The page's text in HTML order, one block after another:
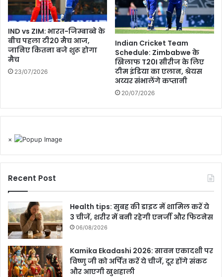
IND vs ZIM: भारत-जिम्बाब्वे के
बीच पहला टी20 मैच आज,
जानिए कितना बजे शुरू होगा
मैच
23/07/2026
Indian Cricket Team
Schedule: Zimbabwe के
खिलाफ T20I सीरीज के लिए
टीम इंडिया का एलान, श्रेयस
अय्यर संभालेंगे कप्तानी
20/07/2026
×
Recent Post
Health tips: सुबह की डाइट में शामिल करें ये
3 चीजें, शरीर में बनी रहेगी एनर्जी और फिटनेस
06/08/2026
Kamika Ekadashi 2026: सावन एकादशी पर
विष्णु जी को अर्पित करें ये चीजें, दूर होंगे संकट
और आएगी खुशहाली